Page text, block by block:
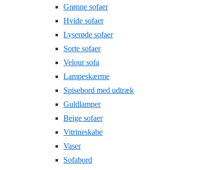
Grønne sofaer
Hvide sofaer
Lyserøde sofaer
Sorte sofaer
Velour sofa
Lampeskærme
Spisebord med udtræk
Guldlamper
Beige sofaer
Vitrineskabe
Vaser
Sofabord